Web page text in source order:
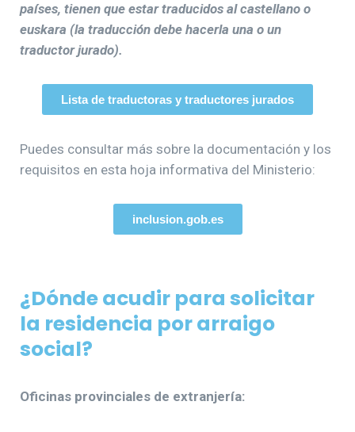
países, tienen que estar traducidos al castellano o
euskara (la traducción debe hacerla una o un
traductor jurado).
Lista de traductoras y traductores jurados
Puedes consultar más sobre la documentación y los
requisitos en esta hoja informativa del Ministerio:
inclusion.gob.es
¿Dónde acudir para solicitar
la residencia por arraigo
social?
Oficinas provinciales de extranjería: